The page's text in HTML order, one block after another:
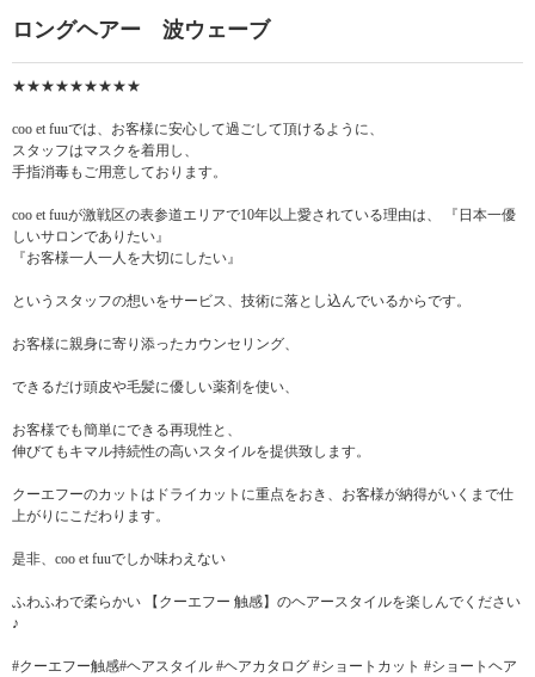
ロングヘアー 波ウェーブ
★★★★★★★★★
coo et fuuでは、お客様に安心して過ごして頂けるように、
スタッフはマスクを着用し、
手指消毒もご用意しております。
coo et fuuが激戦区の表参道エリアで10年以上愛されている理由は、 『日本一優
しいサロンでありたい』
『お客様一人一人を大切にしたい』
というスタッフの想いをサービス、技術に落とし込んでいるからです。
お客様に親身に寄り添ったカウンセリング、
できるだけ頭皮や毛髪に優しい薬剤を使い、
お客様でも簡単にできる再現性と、
伸びてもキマル持続性の高いスタイルを提供致します。
クーエフーのカットはドライカットに重点をおき、お客様が納得がいくまで仕
上がりにこだわります。
是非、coo et fuuでしか味わえない
ふわふわで柔らかい 【クーエフー 触感】のヘアースタイルを楽しんでください
♪
#クーエフー触感#ヘアスタイル #ヘアカタログ #ショートカット #ショートヘア